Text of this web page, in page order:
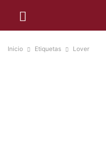
Inicio Etiquetas Lover